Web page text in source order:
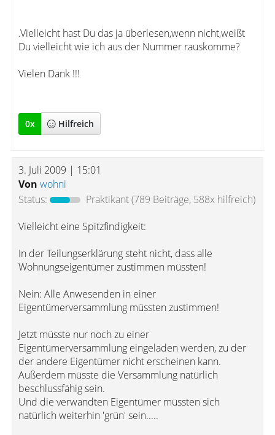
.Vielleicht hast Du das ja überlesen,wenn nicht,weißt
Du vielleicht wie ich aus der Nummer rauskomme?
Vielen Dank !!!
0x Hilfreich
3. Juli 2009 | 15:01
Von wohni
Status:
Praktikant(789 Beiträge, 588x hilfreich)
Vielleicht eine Spitzfindigkeit:
In der Teilungserklärung steht nicht, dass alle
Wohnungseigentümer zustimmen müssten!
Nein: Alle Anwesenden in einer
Eigentümerversammlung müssten zustimmen!
Jetzt müsste nur noch zu einer
Eigentümerversammlung eingeladen werden, zu der
der andere Eigentümer nicht erscheinen kann.
Außerdem müsste die Versammlung natürlich
beschlussfähig sein.
Und die verwandten Eigentümer müssten sich
natürlich weiterhin 'grün' sein.....